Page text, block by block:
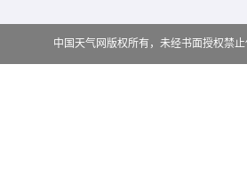
中国天气网版权所有，未经书面授权